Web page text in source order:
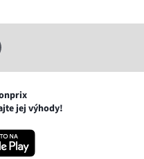
jej výhody!